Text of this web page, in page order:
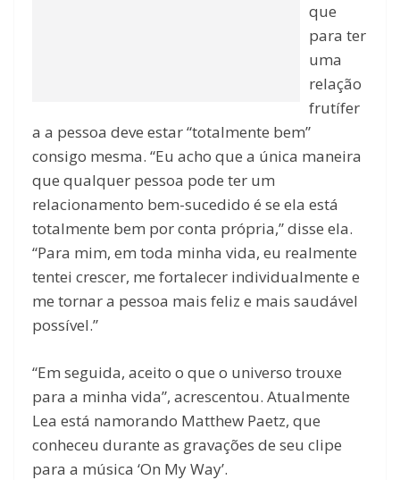
que
para ter
uma
relação
frutífer
a a pessoa deve estar “totalmente bem”
consigo mesma. “Eu acho que a única maneira
que qualquer pessoa pode ter um
relacionamento bem-sucedido é se ela está
totalmente bem por conta própria,” disse ela.
“Para mim, em toda minha vida, eu realmente
tentei crescer, me fortalecer individualmente e
me tornar a pessoa mais feliz e mais saudável
possível.”
“Em seguida, aceito o que o universo trouxe
para a minha vida”, acrescentou. Atualmente
Lea está namorando Matthew Paetz, que
conheceu durante as gravações de seu clipe
para a música ‘On My Way’.